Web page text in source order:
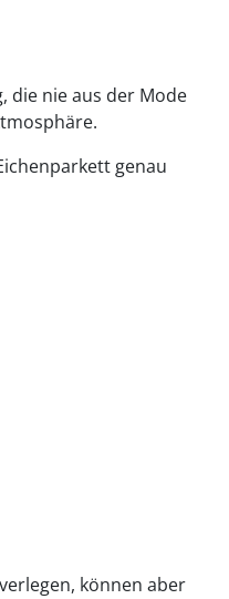
die nie aus der Mode
genau
können aber